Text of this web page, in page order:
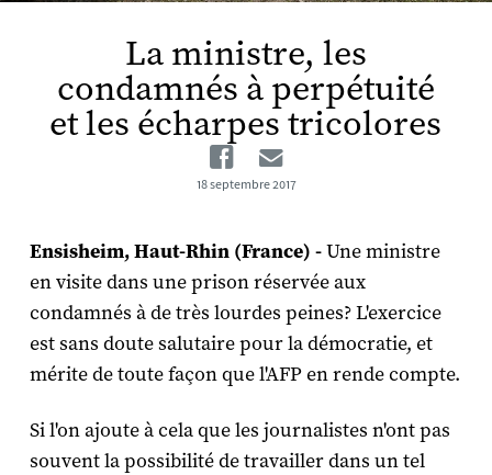
La ministre, les
condamnés à perpétuité
et les écharpes tricolores
Facebook
18 septembre 2017
Ensisheim, Haut-Rhin (France) -Une ministre
en visite dans une prison réservée aux
condamnés à de très lourdes peines? L'exercice
est sans doute salutaire pour la démocratie, et
mérite de toute façon que l'AFP en rende compte.
Si l'on ajoute à cela que les journalistes n'ont pas
souvent la possibilité de travailler dans un tel